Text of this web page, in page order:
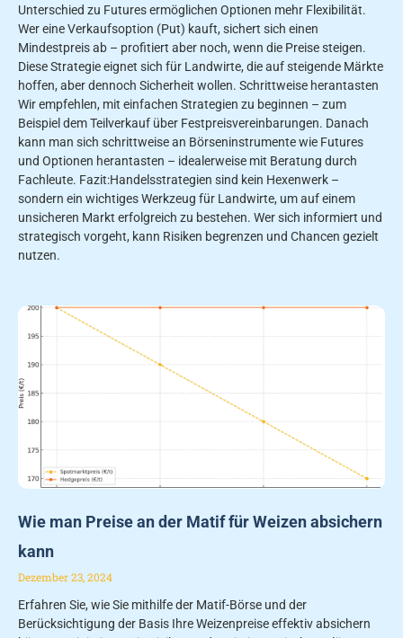
Unterschied zu Futures ermöglichen Optionen mehr Flexibilität.
Wer eine Verkaufsoption (Put) kauft, sichert sich einen
Mindestpreis ab – profitiert aber noch, wenn die Preise steigen.
Diese Strategie eignet sich für Landwirte, die auf steigende Märkte
hoffen, aber dennoch Sicherheit wollen. Schrittweise herantasten
Wir empfehlen, mit einfachen Strategien zu beginnen – zum
Beispiel dem Teilverkauf über Festpreisvereinbarungen. Danach
kann man sich schrittweise an Börseninstrumente wie Futures
und Optionen herantasten – idealerweise mit Beratung durch
Fachleute. Fazit:Handelsstrategien sind kein Hexenwerk –
sondern ein wichtiges Werkzeug für Landwirte, um auf einem
unsicheren Markt erfolgreich zu bestehen. Wer sich informiert und
strategisch vorgeht, kann Risiken begrenzen und Chancen gezielt
nutzen.
Wie man Preise an der Matif für Weizen absichern
kann
Dezember 23, 2024
Erfahren Sie, wie Sie mithilfe der Matif-Börse und der
Berücksichtigung der Basis Ihre Weizenpreise effektiv absichern